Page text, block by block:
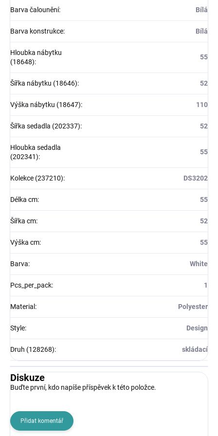
Barva čalounění: Bílá
Barva konstrukce: Bílá
Hloubka nábytku
(18648):
55
Šířka nábytku (18646): 52
Výška nábytku (18647): 110
Šířka sedadla (202337): 52
Hloubka sedadla
(202341):
55
Kolekce (237210): DS3202
Délka cm: 55
Šířka cm: 52
Výška cm: 55
Barva: White
Pcs_per_pack: 1
Material : Polyester
Style: Design
Druh (128268): skládací
Diskuze
Buďte první, kdo napíše příspěvek k této položce.
Přidat komentář